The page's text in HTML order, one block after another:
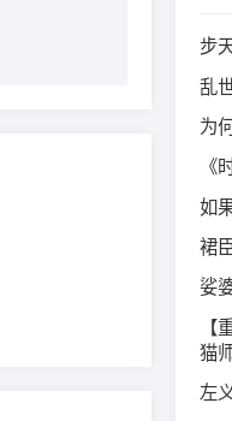
步
乱
为
《
如
裙臣
娑
【
猫
左